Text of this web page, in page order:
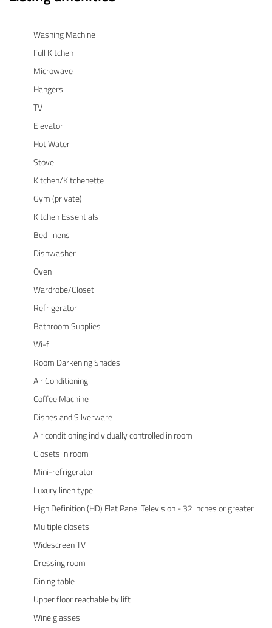
Washing Machine
Full Kitchen
Microwave
Hangers
TV
Elevator
Hot Water
Stove
Kitchen/Kitchenette
Gym (private)
Kitchen Essentials
Bed linens
Dishwasher
Oven
Wardrobe/Closet
Refrigerator
Bathroom Supplies
Wi-fi
Room Darkening Shades
Air Conditioning
Coffee Machine
Dishes and Silverware
Air conditioning individually controlled in room
Closets in room
Mini-refrigerator
Luxury linen type
High Definition (HD) Flat Panel Television - 32 inches or greater
Multiple closets
Widescreen TV
Dressing room
Dining table
Upper floor reachable by lift
Wine glasses